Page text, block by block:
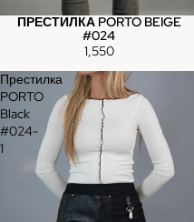
ПРЕСТИЛКА PORTO BEIGE
#024
1,550
Престилка
PORTO
Black
#024-
1